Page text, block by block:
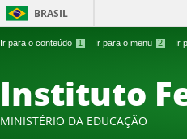
Ir para o conteúdo 1 Ir para o menu 2 Ir
BRASIL
Instituto
MINISTÉRIO DA EDUCAÇÃO